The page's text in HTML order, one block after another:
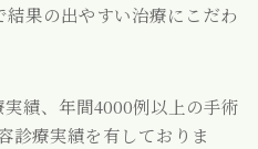
果の出やすい治療にこだわ
績、年間4000例以上の手術
診療実績を有しておりま